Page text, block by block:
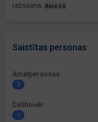
ražošana
Nace 2.0
Saistītas personas
Amatpersonas
3
Dalībnieki
1